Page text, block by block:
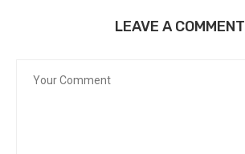
LEAVE A COMMENT